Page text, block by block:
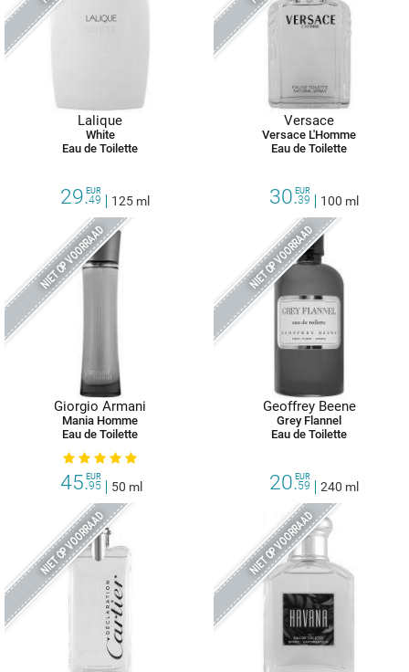
Lalique
White
Eau de Toilette
29.49
EUR
125 ml
Versace
Versace L'Homme
Eau de Toilette
30.39
EUR
100 ml
NIET OP VOORRAAD
Giorgio Armani
Mania Homme
Eau de Toilette
45.95
EUR
50 ml
NIET OP VOORRAAD
Geoffrey Beene
Grey Flannel
Eau de Toilette
20.59
EUR
240 ml
NIET OP VOORRAAD NIET OP VOORRAAD